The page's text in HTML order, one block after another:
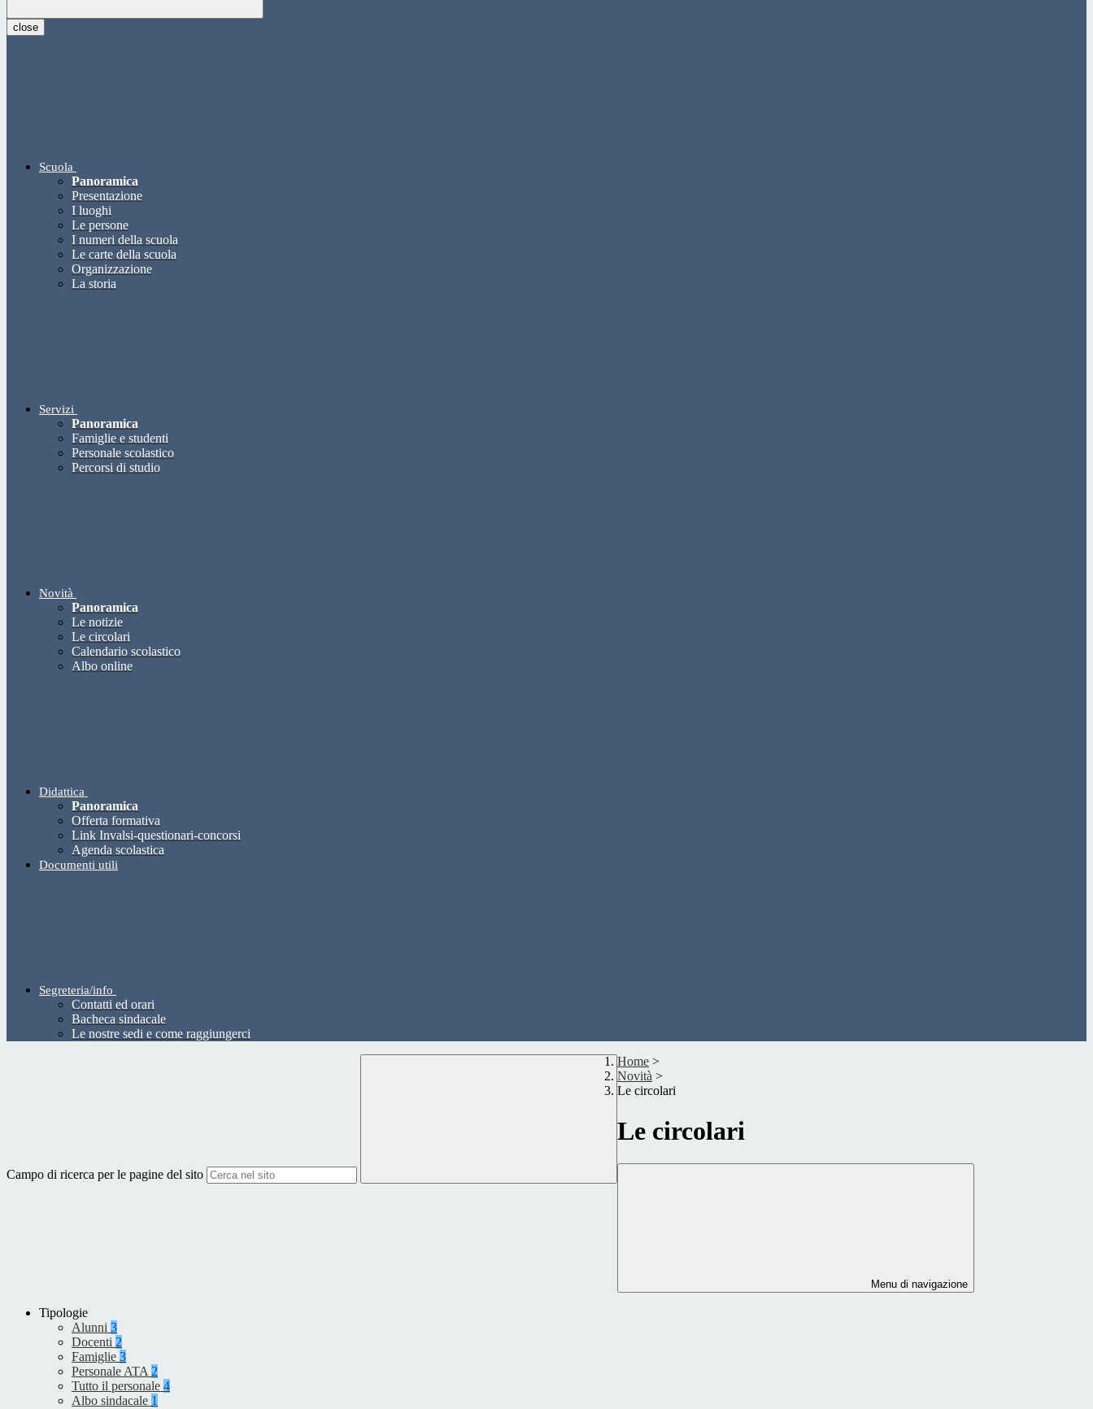
close
Scuola
Panoramica
Presentazione
I luoghi
Le persone
I numeri della scuola
Le carte della scuola
Organizzazione
La storia
Servizi
Panoramica
Famiglie e studenti
Personale scolastico
Percorsi di studio
Novità
Panoramica
Le notizie
Le circolari
Calendario scolastico
Albo online
Didattica
Panoramica
Offerta formativa
Link Invalsi-questionari-concorsi
Agenda scolastica
Documenti utili
Segreteria/info
Contatti ed orari
Bacheca sindacale
Le nostre sedi e come raggiungerci
Campo di ricerca per le pagine del sito
Home >
Novità >
Le circolari
Le circolari
Menu di navigazione
Tipologie
Alunni 3
Docenti 2
Famiglie 3
Personale ATA 2
Tutto il personale 4
Albo sindacale 1